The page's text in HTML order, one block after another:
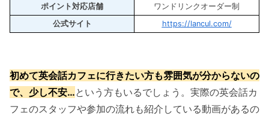
ポイント対応店舗
ワンドリンクオーダー制
公式サイト
https://lancul.com/
初めて英会話カフェに行きたい方も雰囲気が分からないの
で、少し不安…という方もいるでしょう。実際の英会話カ
フェのスタッフや参加の流れも紹介している動画があるの